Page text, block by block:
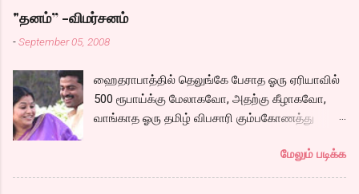
"தனம்” -விமர்சனம்
-September 05, 2008
ஹைதராபாத்தில் தெலுங்கே பேசாத ஓரு ஏரியாவில்
500 ரூபாய்க்கு மேலாகவோ, அதற்கு கீழாகவோ,
வாங்காத ஓரு தமிழ் விபசாரி கும்பகோணத்து
வாழ்கைபடுகிறாள். அவளுடய வாழ்கை எப்படி
அமைந்தது? என்ற ஓரு நல்ல லைனை , சங்கீதா
மேலும் படிக்க